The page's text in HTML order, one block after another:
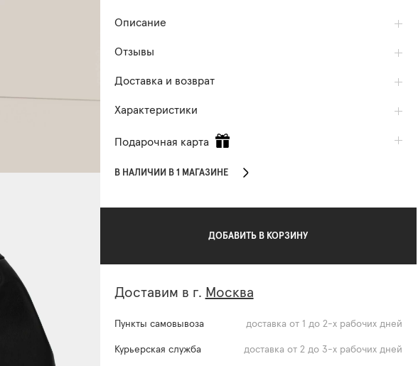
Описание
Отзывы
Доставка и возврат
Характеристики
Подарочная карта
В НАЛИЧИИ В 1 МАГАЗИНЕ
ДОБАВИТЬ В КОРЗИНУ
Доставим в г. Москва
Пункты самовывоза доставка от 1 до 2-х рабочих дней
Курьерская служба доставка от 2 до 3-х рабочих дней